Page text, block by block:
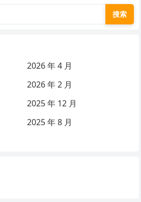
搜索
2026 年 4 月
2026 年 2 月
2025 年 12 月
2025 年 8 月